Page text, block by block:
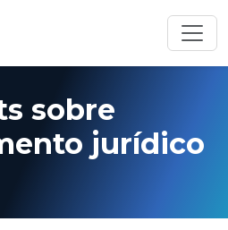
sobre
jurídico